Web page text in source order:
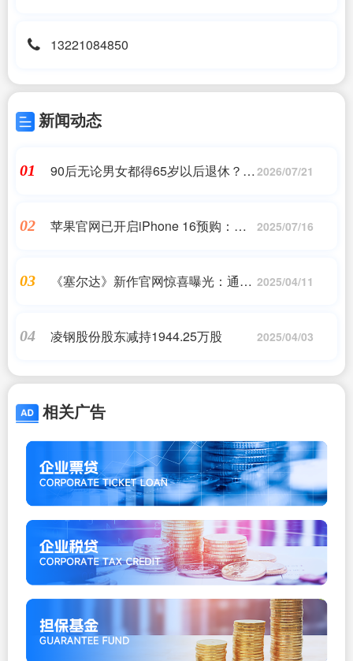
13221084850
新闻动态
01
90后无论男女都得65岁以后退休？媒 2026/07/21
02
苹果官网已开启iPhone 16预购：
2025/07/16
03
《塞尔达》新作官网惊喜曝光：通缉 2025/04/11
04 凌钢股份股东减持1944.25万股 2025/04/03
相关广告